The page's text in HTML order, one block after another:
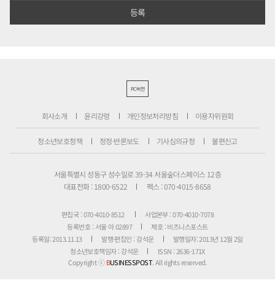
PC버전
회사소개 윤리강령 개인정보처리방침 이용자위원회
청소년보호정책 정정·반론보도 기사심의규정 불편신고
서울특별시 성동구 성수일로 39-34 서울숲더스페이스 12층
대표전화 : 1800-6522
팩스 : 070-4015-8658
편집국 : 070-4010-8512
사업본부 : 070-4010-7078
등록번호 : 서울 아 02897
제호 : 비즈니스포스트
등록일: 2013.11.13
발행·편집인 : 강석운
발행일자: 2013년 12월 2일
청소년보호책임자 : 강석운
ISSN : 2636-171X
Copyright ⓒBUSINESSPOST. All rights reserved.